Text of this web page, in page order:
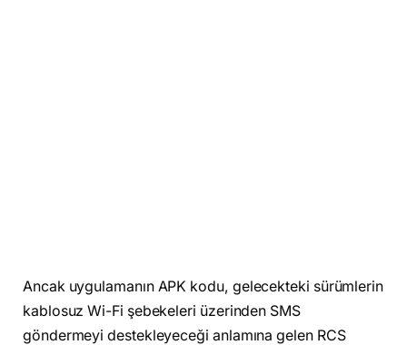
Ancak uygulamanın APK kodu, gelecekteki sürümlerin
kablosuz Wi-Fi şebekeleri üzerinden SMS
göndermeyi destekleyeceği anlamına gelen RCS